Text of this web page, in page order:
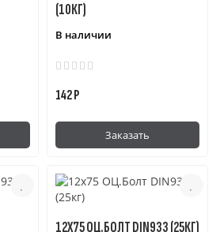
(10КГ)
В наличии
142 Р
Заказать
12Х75 ОЦ.БОЛТ DIN933 (25КГ)